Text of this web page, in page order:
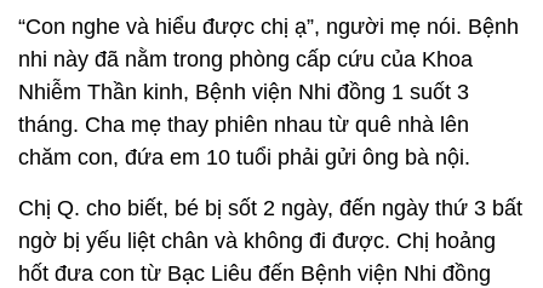
“Con nghe và hiểu được chị ạ”, người mẹ nói. Bệnh
nhi này đã nằm trong phòng cấp cứu của Khoa
Nhiễm Thần kinh, Bệnh viện Nhi đồng 1 suốt 3
tháng. Cha mẹ thay phiên nhau từ quê nhà lên
chăm con, đứa em 10 tuổi phải gửi ông bà nội.
Chị Q. cho biết, bé bị sốt 2 ngày, đến ngày thứ 3 bất
ngờ bị yếu liệt chân và không đi được. Chị hoảng
hốt đưa con từ Bạc Liêu đến Bệnh viện Nhi đồng